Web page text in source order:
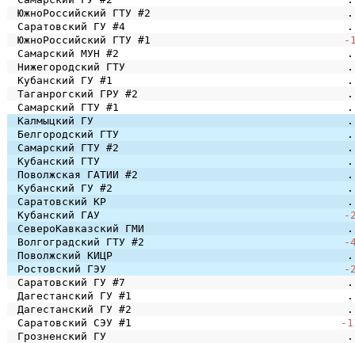
ЮжноРоссийский ГТУ #2
.
Саратовский ГУ #4
.
ЮжноРоссийский ГТУ #1
-
Самарский МУН #2
.
Нижегородский ГТУ
.
Кубанский ГУ #1
.
Таганрогский ГРУ #2
.
Самарский ГТУ #1
.
Калмыцкий ГУ
.
Белгородский ГТУ
.
Самарский ГТУ #2
.
Кубанский ГТУ
.
Поволжская ГАТИИ #2
.
Кубанский ГУ #2
.
Саратовский КР
.
Кубанский ГАУ
-
СевероКавказский ГМИ
.
Волгоградский ГТУ #2
-
Поволжский КИЦР
.
Ростовский ГЭУ
-
Саратовский ГУ #7
.
Дагестанский ГУ #1
.
Дагестанский ГУ #2
.
Саратовский СЭУ #1
-
Грозненский ГУ
.